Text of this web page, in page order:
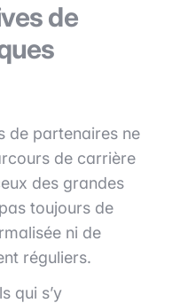
de
de partenaires ne
de carrière
des grandes
toujours de
ni de
réguliers.
qui s’y